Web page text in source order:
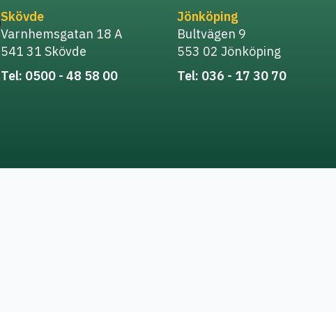
Skövde
Varnhemsgatan 18 A
541 31 Skövde
Tel: 0500 - 48 58 00
Jönköping
Bultvägen 9
553 02 Jönköping
Tel: 036 - 17 30 70